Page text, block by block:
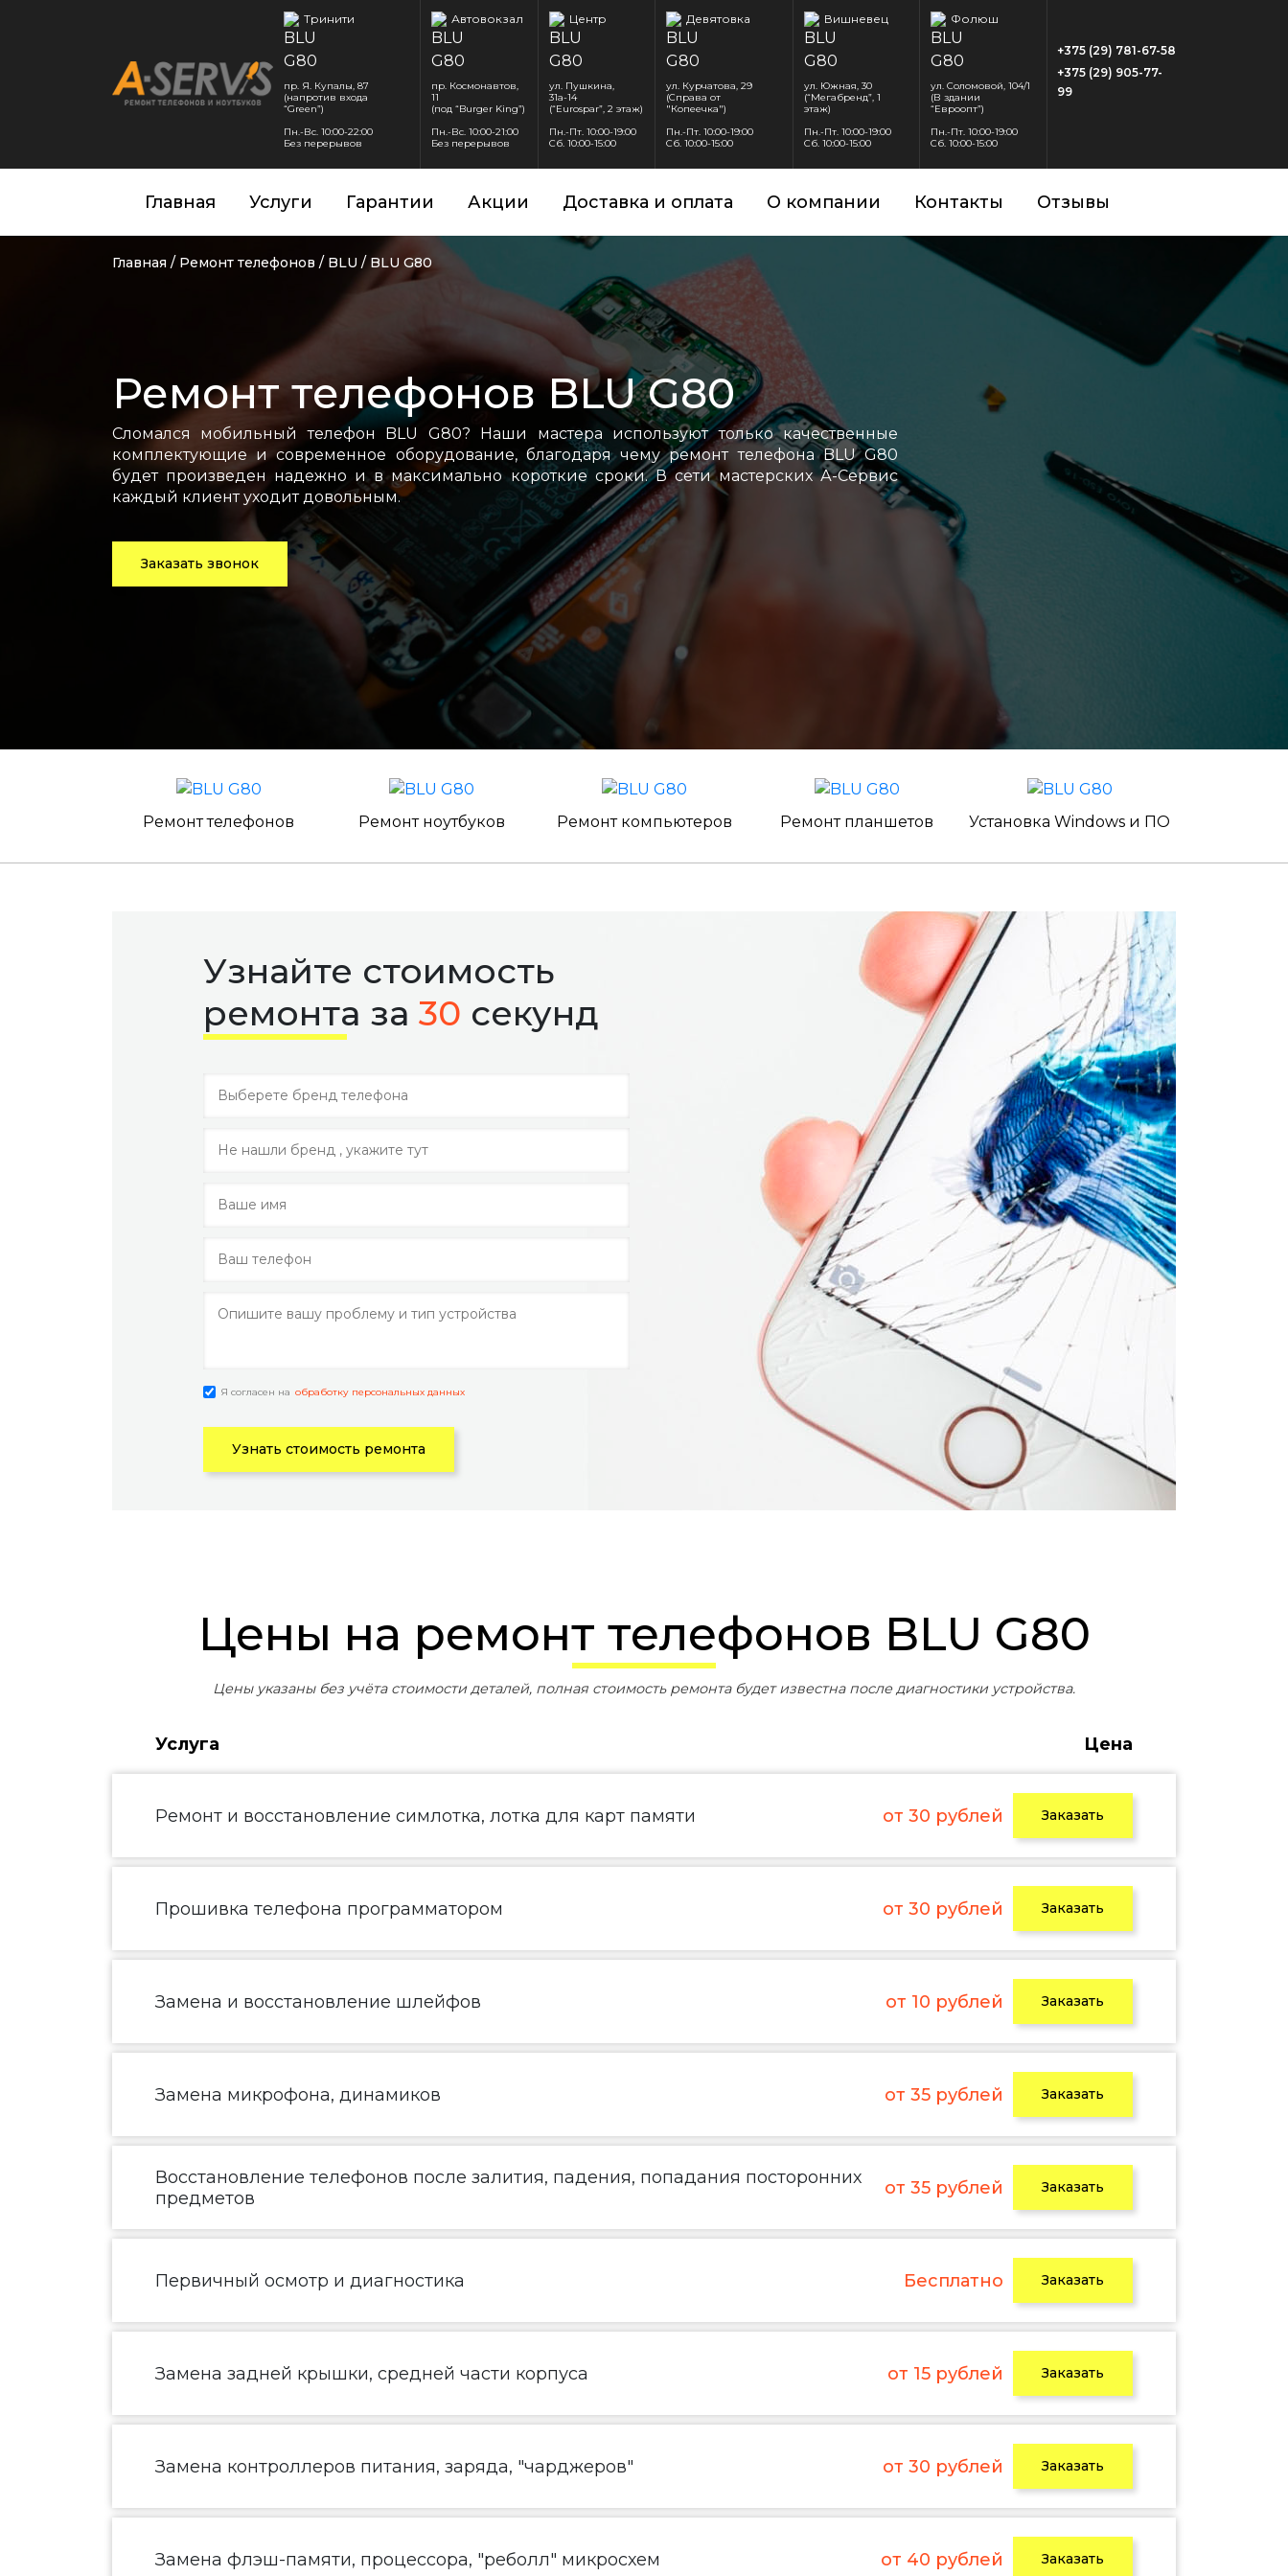
Тринити
пр. Я. Купалы, 87
(напротив входа
“Green”)
Пн.-Вс. 10:00-22:00
Без перерывов
Автовокзал
пр. Космонавтов,
11
(под “Burger King”)
Пн.-Вс. 10:00-21:00
Без перерывов
Центр
ул. Пушкина,
31а-14
(“Eurospar”, 2 этаж)
Пн.-Пт. 10:00-19:00
Сб. 10:00-15:00
Девятовка
ул. Курчатова, 29
(Справа от
"Копеечка")
Пн.-Пт. 10:00-19:00
Сб. 10:00-15:00
Вишневец
ул. Южная, 30
(“Мегабренд”, 1
этаж)
Пн.-Пт. 10:00-19:00
Сб. 10:00-15:00
Фолюш
ул. Соломовой, 104/1
(В здании
“Евроопт”)
Пн.-Пт. 10:00-19:00
Сб. 10:00-15:00
+375 (29) 781-67-58
+375 (29) 905-77-
99
Главная Услуги Гарантии Акции Доставка и оплата О компании Контакты Отзывы
Главная / Ремонт телефонов / BLU / BLU G80
Ремонт телефонов BLU G80
Сломался мобильный телефон BLU G80? Наши мастера используют только качественные
комплектующие и современное оборудование, благодаря чему ремонт телефона BLU G80
будет произведен надежно и в максимально короткие сроки. В сети мастерских А-Сервис
каждый клиент уходит довольным.
Заказать звонок
Ремонт телефонов Ремонт ноутбуков Ремонт компьютеров Ремонт планшетов Установка Windows и ПО
Узнайте стоимость
ремонта за 30 секунд
Я согласен на обработку персональных данных
Узнать стоимость ремонта
Цены на ремонт телефонов BLU G80
Цены указаны без учёта стоимости деталей, полная стоимость ремонта будет известна после диагностики устройства.
Услуга Цена
Ремонт и восстановление симлотка, лотка для карт памяти от 30 рублей Заказать
Прошивка телефона программатором от 30 рублей Заказать
Замена и восстановление шлейфов от 10 рублей Заказать
Замена микрофона, динамиков от 35 рублей Заказать
Восстановление телефонов после залития, падения, попадания посторонних
предметов
от 35 рублей Заказать
Первичный осмотр и диагностика Бесплатно Заказать
Замена задней крышки, средней части корпуса от 15 рублей Заказать
Замена контроллеров питания, заряда, "чарджеров" от 30 рублей Заказать
Замена флэш-памяти, процессора, "реболл" микросхем от 40 рублей Заказать